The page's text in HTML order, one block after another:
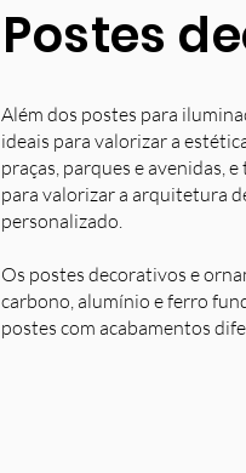
Postes
Além dos postes para
ideais para valorizar a
praças, parques e avenidas,
para valorizar a arquitetura
personalizado.
Os postes decorativos e
carbono, alumínio e ferro
postes com acabamentos